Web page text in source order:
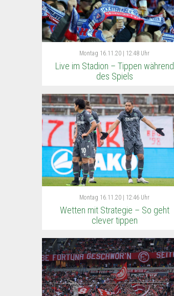
Montag 16.11.20 | 12:48 Uhr
Live im Stadion – Tippen während
des Spiels
Montag 16.11.20 | 12:46 Uhr
Wetten mit Strategie – So geht
clever tippen